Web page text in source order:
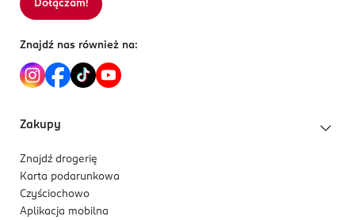
Sortowanie wg
Dołączam!
Znajdź nas również na:
Zakupy
Znajdź drogerię
Karta podarunkowa
Czyściochowo
Aplikacja mobilna